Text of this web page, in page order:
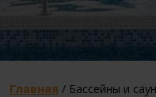
Главная / Бассейны и